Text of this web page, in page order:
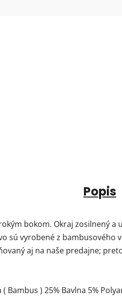
Popis
bokom. Okraj zosilnený
sú vyrobené z bambusového
aj na naše predajne;
Bambus ) 25% Bavlna 5%